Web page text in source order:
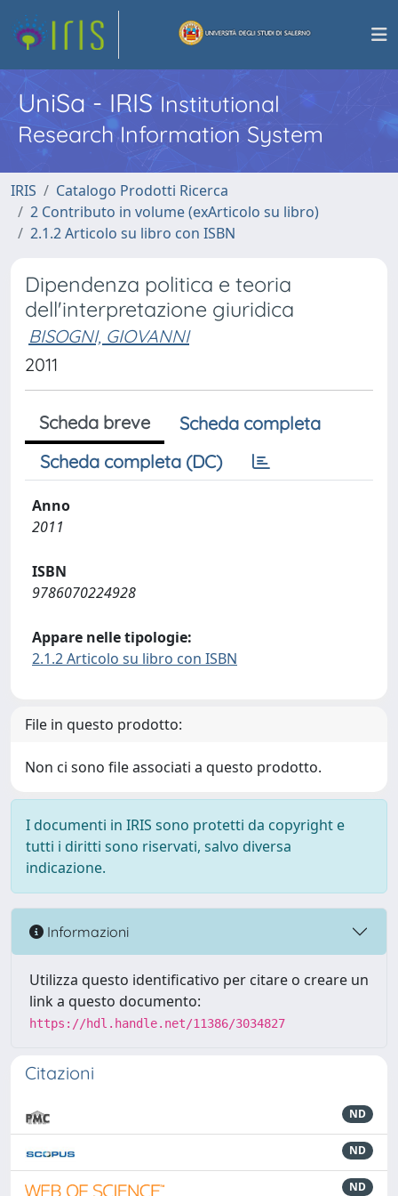
UniSa - IRISInstitutional
Research Information System
IRIS
Catalogo Prodotti Ricerca
2 Contributo in volume (exArticolo su libro)
2.1.2 Articolo su libro con ISBN
Dipendenza politica e teoria
dell'interpretazione giuridica
BISOGNI, GIOVANNI
2011
Scheda breve
Scheda completa
Scheda completa (DC)
Anno
2011
ISBN
9786070224928
Appare nelle tipologie:
2.1.2 Articolo su libro con ISBN
File in questo prodotto:
Non ci sono file associati a questo prodotto.
I documenti in IRIS sono protetti da copyright e
tutti i diritti sono riservati, salvo diversa
indicazione.
Informazioni
Utilizza questo identificativo per citare o creare un
link a questo documento:
https://hdl.handle.net/11386/3034827
Citazioni
ND
ND
ND